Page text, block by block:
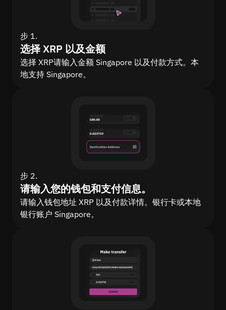
步 1.
选择 XRP 以及金额
选择 XRP请输入金额 Singapore 以及付款方式。本
地支持 Singapore。
步 2.
请输入您的钱包和支付信息。
请输入钱包地址 XRP 以及付款详情。银行卡或本地
银行账户 Singapore。